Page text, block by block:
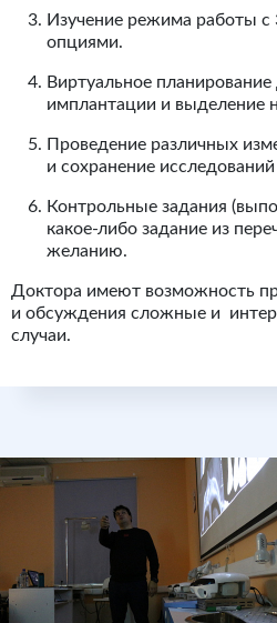
Изучение режима работы
опциями.
Виртуальное планирование
имплантации и выделение
Проведение различных
и сохранение
Контрольные задания
какое-либо задание из
желанию.
Доктора имеют возможность
и обсуждения сложные и
случаи.